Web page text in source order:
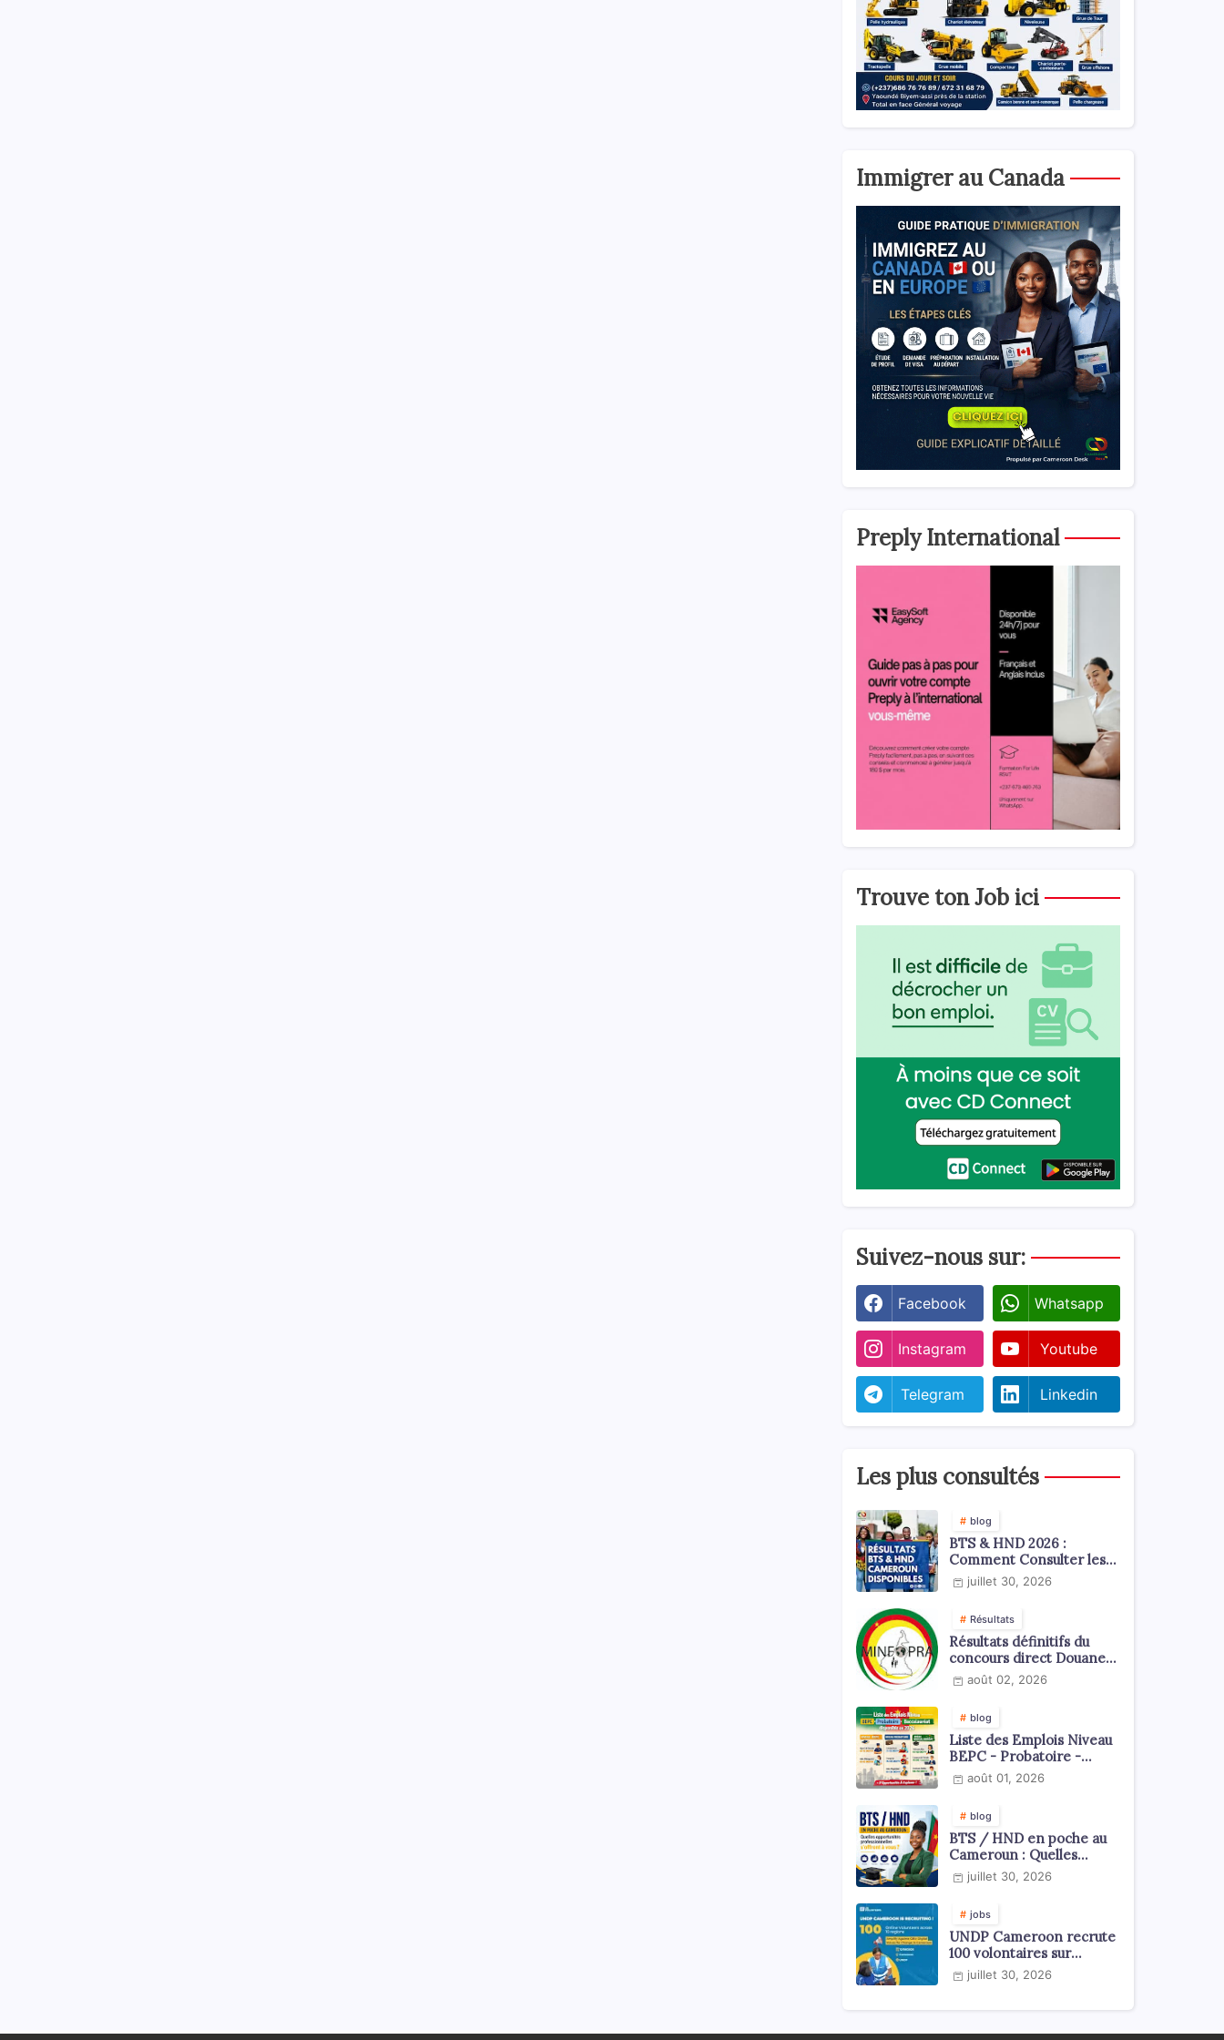
Immigrer au Canada
Preply International
Trouve ton Job ici
Suivez-nous sur:
Facebook Whatsapp
Instagram Youtube
Telegram Linkedin
Les plus consultés
blog
BTS & HND 2026 :
Comment Consulter les
Résultats ?
juillet 30, 2026
Résultats
Résultats définitifs du
concours direct Douanes
2026août 02, 2026
blog
Liste des Emplois Niveau
BEPC - Probatoire -
Baccalauréat dispoblible
en 2026
août 01, 2026
blog
BTS / HND en poche au
Cameroun : Quelles
opportunités
professionnelles s'offrent
juillet 30, 2026
jobs
UNDP Cameroon recrute
100 volontaires sur
l'échelle du territoire
national
juillet 30, 2026